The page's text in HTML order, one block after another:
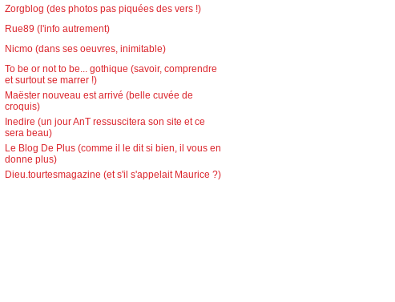
Zorgblog (des photos pas piquées des vers !)
Rue89 (l'info autrement)
Nicmo (dans ses oeuvres, inimitable)
To be or not to be... gothique (savoir, comprendre
et surtout se marrer !)
Maëster nouveau est arrivé (belle cuvée de
croquis)
Inedire (un jour AnT ressuscitera son site et ce
sera beau)
Le Blog De Plus (comme il le dit si bien, il vous en
donne plus)
Dieu.tourtesmagazine (et s'il s'appelait Maurice ?)